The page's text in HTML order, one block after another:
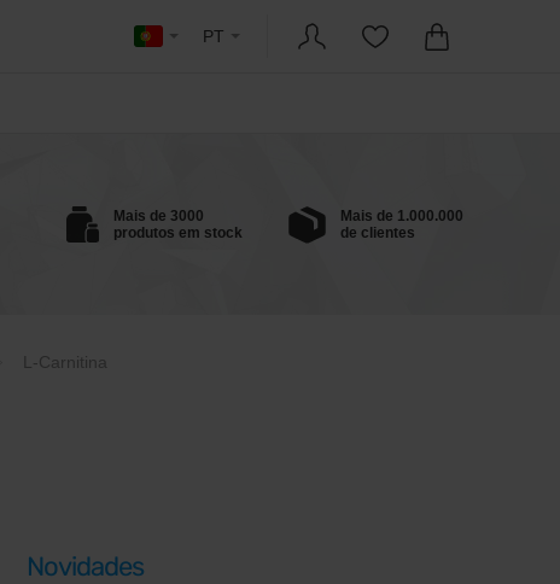
PT
Mais de 3000
produtos em stock
Mais de 1.000.000
de clientes
L-Carnitina
Novidades